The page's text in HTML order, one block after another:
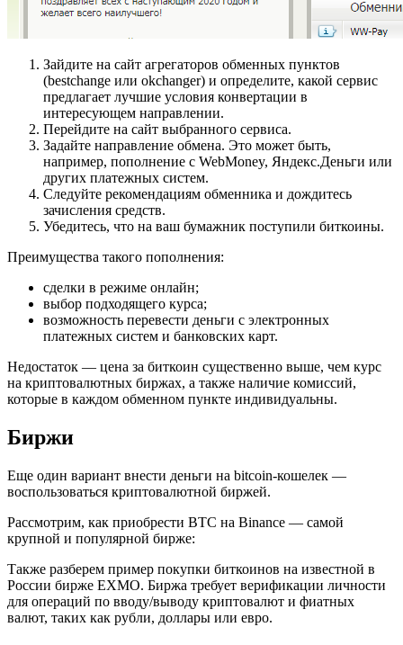
Зайдите на сайт агрегаторов обменных пунктов
(bestchange или okchanger) и определите, какой сервис
предлагает лучшие условия конвертации в
интересующем направлении.
Перейдите на сайт выбранного сервиса.
Задайте направление обмена. Это может быть,
например, пополнение с WebMoney, Яндекс.Деньги или
других платежных систем.
Следуйте рекомендациям обменника и дождитесь
зачисления средств.
Убедитесь, что на ваш бумажник поступили биткоины.
Преимущества такого пополнения:
сделки в режиме онлайн;
выбор подходящего курса;
возможность перевести деньги с электронных
платежных систем и банковских карт.
Недостаток — цена за биткоин существенно выше, чем курс
на криптовалютных биржах, а также наличие комиссий,
которые в каждом обменном пункте индивидуальны.
Биржи
Еще один вариант внести деньги на bitcoin-кошелек —
воспользоваться криптовалютной биржей.
Рассмотрим, как приобрести BTC на Binance — самой
крупной и популярной бирже:
Также разберем пример покупки биткоинов на известной в
России бирже EXMO. Биржа требует верификации личности
для операций по вводу/выводу криптовалют и фиатных
валют, таких как рубли, доллары или евро.